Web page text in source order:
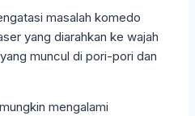
masalah komedo
yang diarahkan ke wajah
muncul di pori-pori dan
mengalami